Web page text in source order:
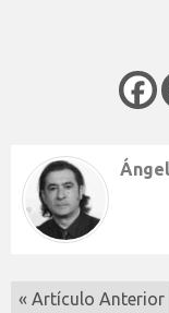
« Artículo Anterior